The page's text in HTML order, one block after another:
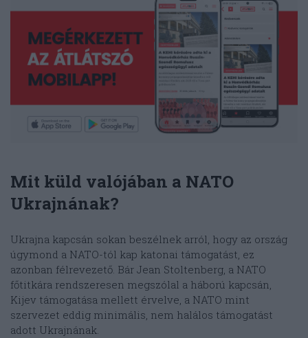
Mit küld valójában a NATO
Ukrajnának?
Ukrajna kapcsán sokan beszélnek arról, hogy az ország
úgymond a NATO-tól kap katonai támogatást, ez
azonban félrevezető. Bár Jean Stoltenberg, a NATO
főtitkára rendszeresen megszólal a háború kapcsán,
Kijev támogatása mellett érvelve, a NATO mint
szervezet eddig minimális, nem halálos támogatást
adott Ukrajnának.